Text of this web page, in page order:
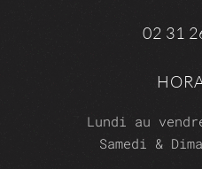
02 31
Lundi au
Samedi &